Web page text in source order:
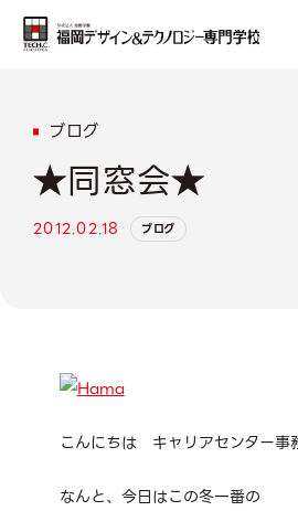
ブログ
★同窓会★
2012.02.18 ブログ
こんにちは キャリアセンター事
なんと、今日はこの冬一番の